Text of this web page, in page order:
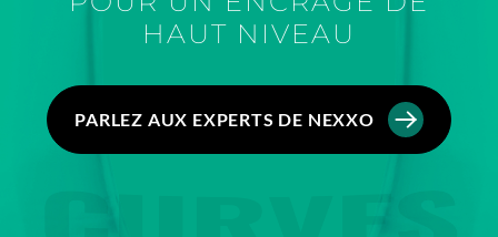
HAUT NIVEAU
PARLEZ AUX EXPERTS DE NEXXO